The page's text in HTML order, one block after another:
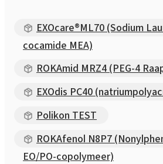
EXOcare®ML70 (Sodium
cocamide MEA)
ROKAmid MRZ4 (PEG-4
EXOdis PC40
Polikon TEST
ROKAfenol N8P7
EO/PO-copolymeer)